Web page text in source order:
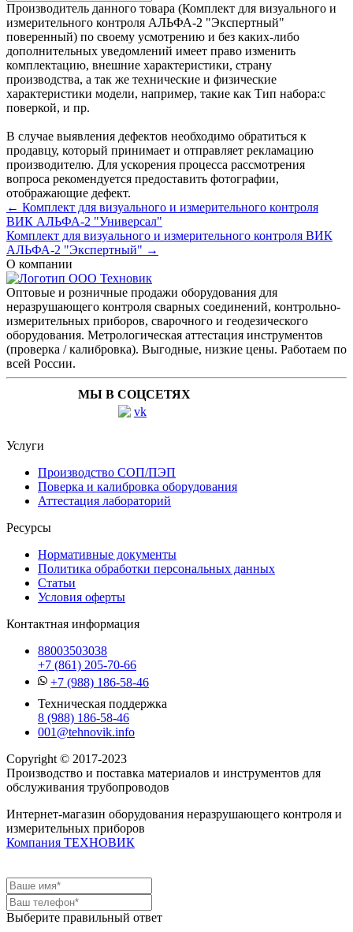
Производитель данного товара (Комплект для визуального и
измерительного контроля АЛЬФА-2 "Экспертный"
поверенный) по своему усмотрению и без каких-либо
дополнительных уведомлений имеет право изменить
комплектацию, внешние характеристики, страну
производства, а так же технические и физические
характеристики модели, например, такие как Тип набора:с
поверкой, и пр.
В случае выявления дефектов необходимо обратиться к
продавцу, который принимает и отправляет рекламацию
производителю. Для ускорения процесса рассмотрения
вопроса рекомендуется предоставить фотографии,
отображающие дефект.
← Комплект для визуального и измерительного контроля
ВИК АЛЬФА-2 "Универсал"
Комплект для визуального и измерительного контроля ВИК
АЛЬФА-2 "Экспертный" →
О компании
Оптовые и розничные продажи оборудования для
неразрушающего контроля сварных соединений, контрольно-
измерительных приборов, сварочного и геодезического
оборудования. Метрологическая аттестация инструментов
(проверка / калибровка). Выгодные, низкие цены. Работаем по
всей России.
МЫ В СОЦСЕТЯХ
Услуги
Производство СОП/ПЭП
Поверка и калибровка оборудования
Аттестация лабораторий
Ресурсы
Нормативные документы
Политика обработки персональных данных
Статьи
Условия оферты
Контактная информация
88003503038
+7 (861) 205-70-66
+7 (988) 186-58-46
Техническая поддержка
8 (988) 186-58-46
001@tehnovik.info
Copyright © 2017-2023
Производство и поставка материалов и инструментов для
обслуживания трубопроводов
Интернет-магазин оборудования неразрушающего контроля и
измерительных приборов
Компания ТЕХНОВИК
Выберите правильный ответ